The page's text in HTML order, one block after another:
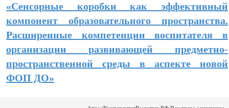
«Сенсорные коробки как эффективный
компонент образовательного пространства.
Расширенные компетенции воспитателя в
организации развивающей предметно-
пространственной среды в аспекте новой
ФОП ДО»